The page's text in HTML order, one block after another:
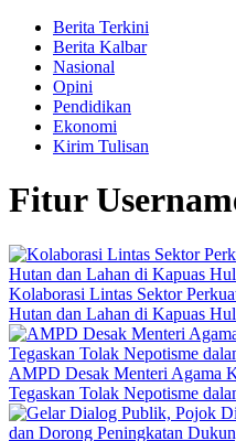
Berita Terkini
Berita Kalbar
Nasional
Opini
Pendidikan
Ekonomi
Kirim Tulisan
Fitur
Kolaborasi Lintas Sektor
Hutan dan Lahan di Kapuas
AMPD Desak Menteri Agama
Tegaskan Tolak Nepotisme